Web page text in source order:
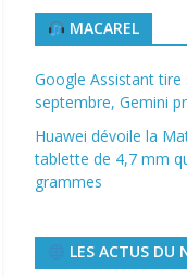
MACAREL
Google Assistant tire
septembre, Gemini
Huawei dévoile la
tablette de 4,7 mm
grammes
LES ACTUS DU